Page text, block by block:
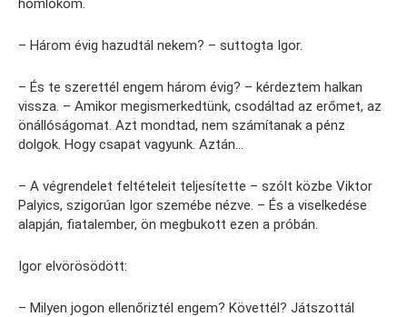
homlokom.
– Három évig hazudtál nekem? – suttogta Igor.
– És te szerettél engem három évig? – kérdeztem halkan
vissza. – Amikor megismerkedtünk, csodáltad az erőmet, az
önállóságomat. Azt mondtad, nem számítanak a pénz
dolgok. Hogy csapat vagyunk. Aztán…
– A végrendelet feltételeit teljesítette – szólt közbe Viktor
Palyics, szigorúan Igor szemébe nézve. – És a viselkedése
alapján, fiatalember, ön megbukott ezen a próbán.
Igor elvörösödött:
– Milyen jogon ellenőriztél engem? Követtél? Játszottál